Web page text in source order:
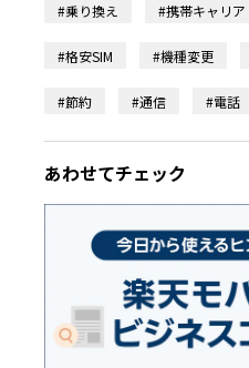
#乗り換え #携帯キャリア
#格安SIM #機種変更
#節約 #通信 #電話
あわせてチェック